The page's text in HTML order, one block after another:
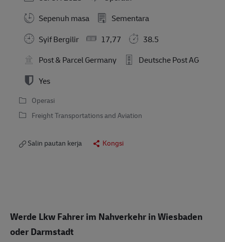
Sepenuh masa
Sementara
Syif Bergilir
17,77
38.5
Post & Parcel Germany
Deutsche Post AG
Yes
Operasi
Freight Transportations and Aviation
Salin pautan kerja Kongsi
Werde Lkw Fahrer im Nahverkehr in Wiesbaden
oder Darmstadt